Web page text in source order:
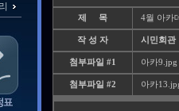
제 목 4월 아카
작 성 자 시민회관
첨부파일 #1 아카
첨부파일 #2 아카